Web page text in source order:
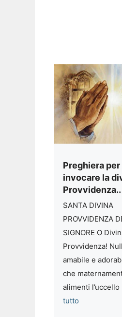
Preghiera per
invocare la
Provvidenza..
SANTA DIVINA
PROVVIDENZA
SIGNORE O
Provvidenza!
amabile e
che
alimenti l’uccello
tutto